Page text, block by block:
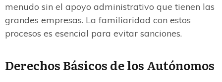
menudo sin el apoyo administrativo que tienen las
grandes empresas. La familiaridad con estos
procesos es esencial para evitar sanciones.
Derechos Básicos de los Autónomos